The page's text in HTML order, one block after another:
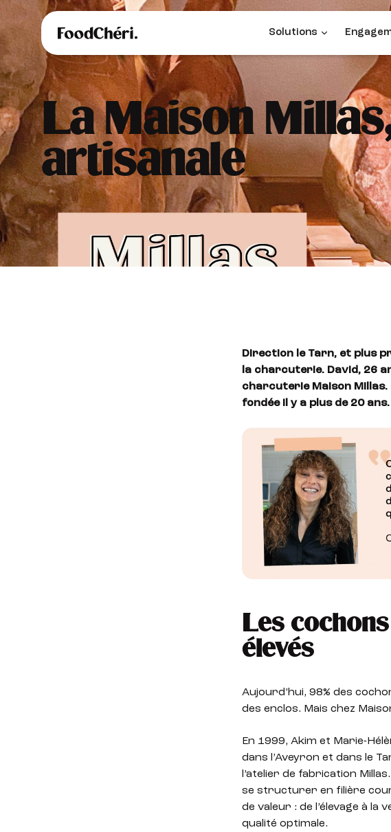
Solutions
La Maison
artisanale
Direction le Tarn, et plus
la charcuterie. David, 26
charcuterie Maison Millas.
fondée il y a plus de 20 ans.
Les
élevés
Aujourd’hui, 98% des
des enclos. Mais chez
En 1999, Akim et Marie-
dans l’Aveyron et dans le
l’atelier de fabrication
se structurer en filière
de valeur : de l’élevage à
qualité optimale.